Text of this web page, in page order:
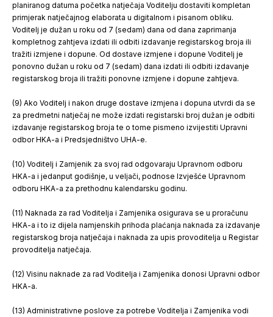
planiranog datuma početka natječaja Voditelju dostaviti kompletan
primjerak natječajnog elaborata u digitalnom i pisanom obliku.
Voditelj je dužan u roku od 7 (sedam) dana od dana zaprimanja
kompletnog zahtjeva izdati ili odbiti izdavanje registarskog broja ili
tražiti izmjene i dopune. Od dostave izmjene i dopune Voditelj je
ponovno dužan u roku od 7 (sedam) dana izdati ili odbiti izdavanje
registarskog broja ili tražiti ponovne izmjene i dopune zahtjeva.
(9) Ako Voditelj i nakon druge dostave izmjena i dopuna utvrdi da se
za predmetni natječaj ne može izdati registarski broj dužan je odbiti
izdavanje registarskog broja te o tome pismeno izvijestiti Upravni
odbor HKA-a i Predsjedništvo UHA-e.
(10) Voditelj i Zamjenik za svoj rad odgovaraju Upravnom odboru
HKA-a i jedanput godišnje, u veljači, podnose Izvješće Upravnom
odboru HKA-a za prethodnu kalendarsku godinu.
(11) Naknada za rad Voditelja i Zamjenika osigurava se u proračunu
HKA-a i to iz dijela namjenskih prihoda plaćanja naknada za izdavanje
registarskog broja natječaja i naknada za upis provoditelja u Registar
provoditelja natječaja.
(12) Visinu naknade za rad Voditelja i Zamjenika donosi Upravni odbor
HKA-a.
(13) Administrativne poslove za potrebe Voditelja i Zamjenika vodi